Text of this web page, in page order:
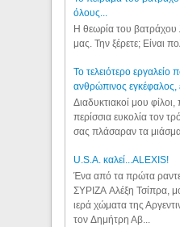
όλους...
Η θεωρία του βατράχου
μας. Την ξέρετε; Είναι
Το τελειότερο εργαλείο
ανθρώπινος εγκέφαλος,
Διαδυκτιακοί μου φίλοι,
περίσσια ευκολία τον
σας πλάσαραν τα
U.S.A. καλεί...ALEXIS!
Ένα από τα πρώτα
ΣΥΡΙΖΑ Αλέξη Τσίπρα,
ιερά χώματα της
τον Δημήτρη Αβ...